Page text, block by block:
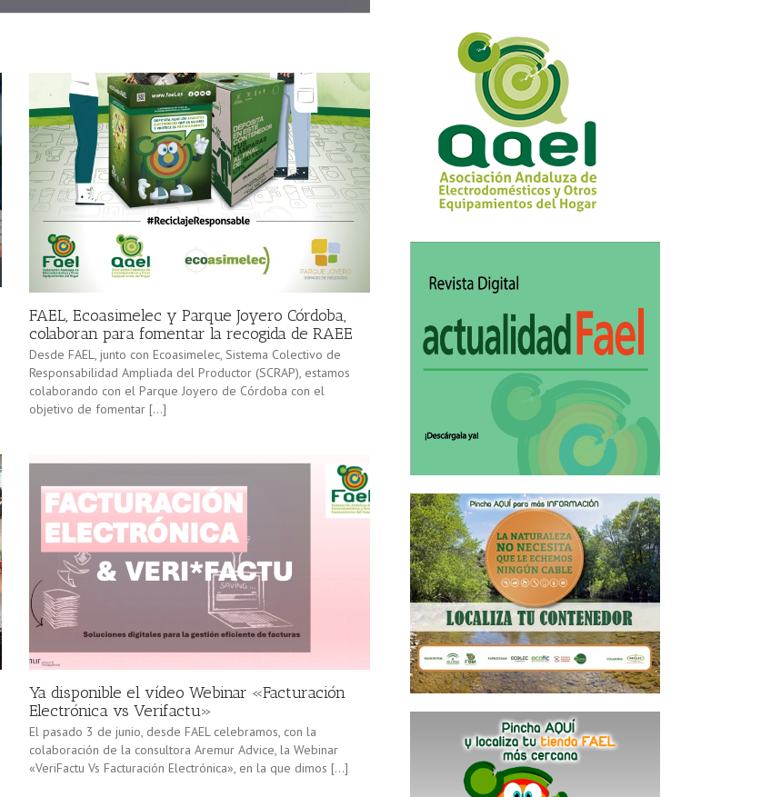
FAEL, Ecoasimelec y Parque Joyero Córdoba,
colaboran para fomentar la recogida de RAEE
Desde FAEL, junto con Ecoasimelec, Sistema Colectivo de
Responsabilidad Ampliada del Productor (SCRAP), estamos
colaborando con el Parque Joyero de Córdoba con el
objetivo de fomentar […]
Ya disponible el vídeo Webinar «Facturación
Electrónica vs Verifactu»
El pasado 3 de junio, desde FAEL celebramos, con la
colaboración de la consultora Aremur Advice, la Webinar
«VeriFactu Vs Facturación Electrónica», en la que dimos […]